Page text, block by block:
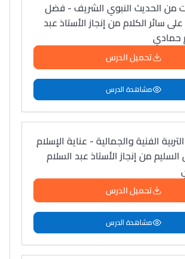
من الحديث النبوي الشريف - فضل
على سائر الكلام من إنجاز الأستاذ عبد
حمادي
تحميل الدرس
مشاهدة الدرس
الفنية والجمالية - عناية الإسلام
السليم من إنجاز الأستاذ عبد السلام
تحميل الدرس
مشاهدة الدرس